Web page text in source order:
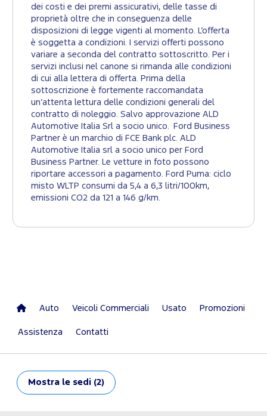
dei costi e dei premi assicurativi, delle tasse di
proprietà oltre che in conseguenza delle
disposizioni di legge vigenti al momento. L’offerta
è soggetta a condizioni. I servizi offerti possono
variare a seconda del contratto sottoscritto. Per i
servizi inclusi nel canone si rimanda alle condizioni
di cui alla lettera di offerta. Prima della
sottoscrizione è fortemente raccomandata
un’attenta lettura delle condizioni generali del
contratto di noleggio. Salvo approvazione ALD
Automotive Italia Srl a socio unico. Ford Business
Partner è un marchio di FCE Bank plc. ALD
Automotive Italia srl a socio unico per Ford
Business Partner. Le vetture in foto possono
riportare accessori a pagamento. Ford Puma: ciclo
misto WLTP consumi da 5,4 a 6,3 litri/100km,
emissioni CO2 da 121 a 146 g/km.
Auto Veicoli Commerciali Usato Promozioni
Assistenza Contatti
Mostra le sedi (2)